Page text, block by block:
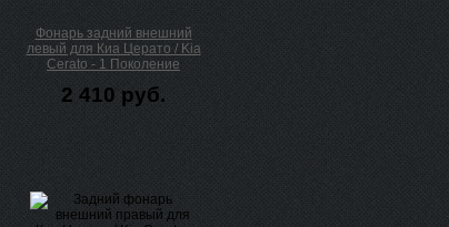
Фонарь задний внешний
левый для Киа Церато / Kia
Cerato - 1 Поколение
2 410 руб.